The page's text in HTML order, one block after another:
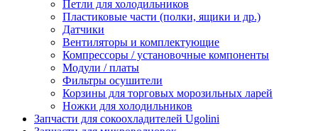
Петли для холодильников
Пластиковые части (полки, ящики и др.)
Датчики
Вентиляторы и комплектующие
Компрессоры / установочные компоненты
Модули / платы
Фильтры осушители
Корзины для торговых морозильных ларей
Ножки для холодильников
Запчасти для сокоохладителей Ugolini